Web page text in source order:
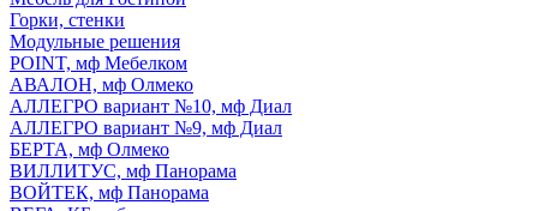
Горки, стенки
Модульные решения
POINT, мф Мебелком
АВАЛОН, мф Олмеко
АЛЛЕГРО вариант №10, мф Диал
АЛЛЕГРО вариант №9, мф Диал
БЕРТА, мф Олмеко
ВИЛЛИТУС, мф Панорама
ВОЙТЕК, мф Панорама